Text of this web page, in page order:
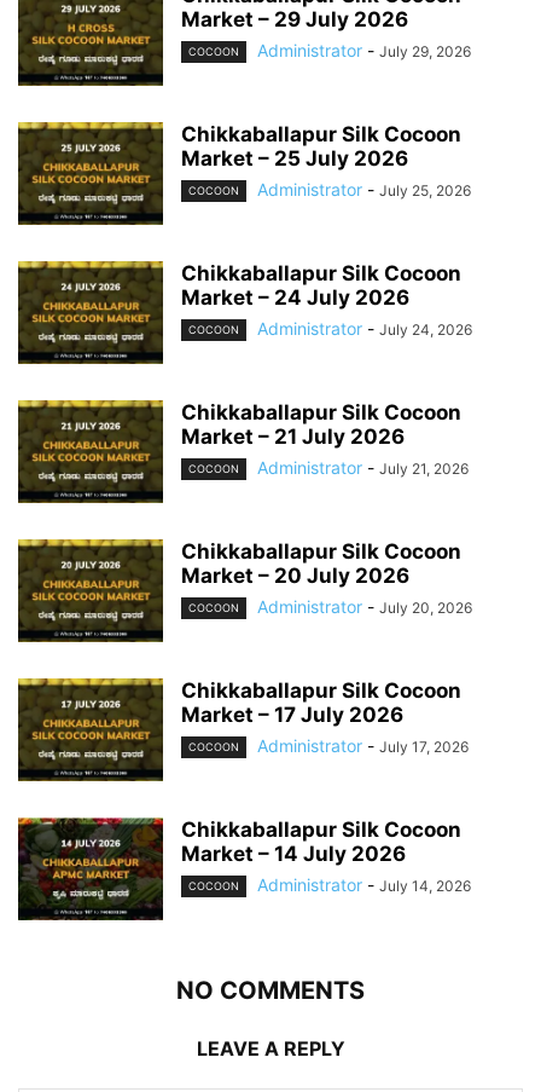
Market – 29 July 2026
COCOON Administrator - July 29, 2026
Chikkaballapur Silk Cocoon
Market – 25 July 2026
COCOON Administrator - July 25, 2026
Chikkaballapur Silk Cocoon
Market – 24 July 2026
COCOON Administrator - July 24, 2026
Chikkaballapur Silk Cocoon
Market – 21 July 2026
COCOON Administrator - July 21, 2026
Chikkaballapur Silk Cocoon
Market – 20 July 2026
COCOON Administrator - July 20, 2026
Chikkaballapur Silk Cocoon
Market – 17 July 2026
COCOON Administrator - July 17, 2026
Chikkaballapur Silk Cocoon
Market – 14 July 2026
COCOON Administrator - July 14, 2026
NO COMMENTS
LEAVE A REPLY